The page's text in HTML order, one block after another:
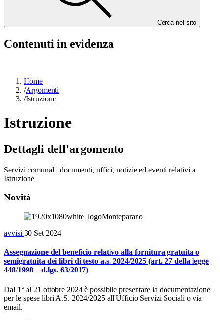
Cerca nel sito
Contenuti in evidenza
Home
/Argomenti
/Istruzione
Istruzione
Dettagli dell'argomento
Servizi comunali, documenti, uffici, notizie ed eventi relativi a
Istruzione
Novità
avvisi 30 Set 2024
Assegnazione del beneficio relativo alla fornitura gratuita o
semigratuita dei libri di testo a.s. 2024/2025 (art. 27 della legge
448/1998 – d.lgs. 63/2017)
Dal 1° al 21 ottobre 2024 è possibile presentare la documentazione
per le spese libri A.S. 2024/2025 all'Ufficio Servizi Sociali o via
email.